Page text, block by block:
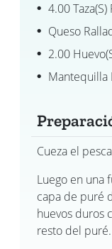
4.00 Taza(s)
Queso
2.00
Mantequilla
Cueza el
Luego en una
capa de puré
huevos duros
resto del puré.